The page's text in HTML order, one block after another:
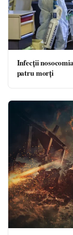
Infecții
patru morți